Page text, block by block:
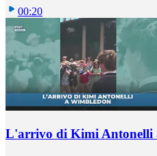
00:20
L'arrivo di Kimi Antonelli